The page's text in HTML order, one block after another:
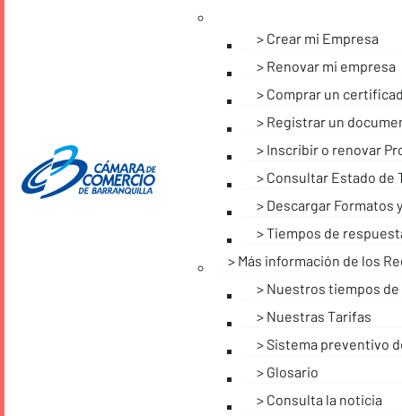
Crear mi Empresa
Renovar mi empresa
Comprar un
Registrar un
Inscribir o renovar
Consultar Estado de
Descargar Formatos
Tiempos de
Más información de los
Nuestros tiempos
Nuestras Tarifas
Sistema preventivo
Glosario
Consulta la noticia